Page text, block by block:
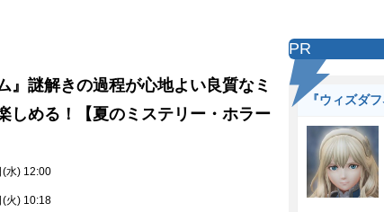
』謎解きの過程が心地よい良質なミ
しめる！【夏のミステリー・ホラー
水) 12:00
火) 10:18
PR
『ウィズダ